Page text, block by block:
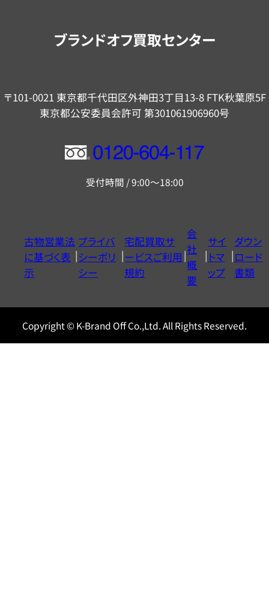
ブランドオフ買取センター
〒101-0021 東京都千代田区外神田3丁目13-8 FTK秋葉原5F
東京都公安委員会許可 第301061906960号
フ
ー
ヤ
ル
0120604117
受付時間 / 9:00～18:00
古物営業法
に基づく表
示
プライバ
シーポリ
シー
宅配買取サ
ービスご利用
規約
会
社
概
要
サイ
トマ
ップ
ダウン
ロード
書類
Copyright © K-Brand Off Co.,Ltd. All Rights Reserved.